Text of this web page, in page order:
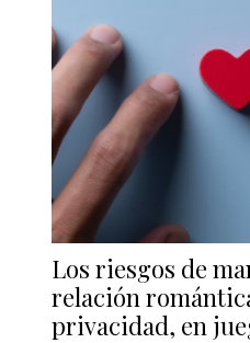
Los riesgos de
relación
privacidad, en